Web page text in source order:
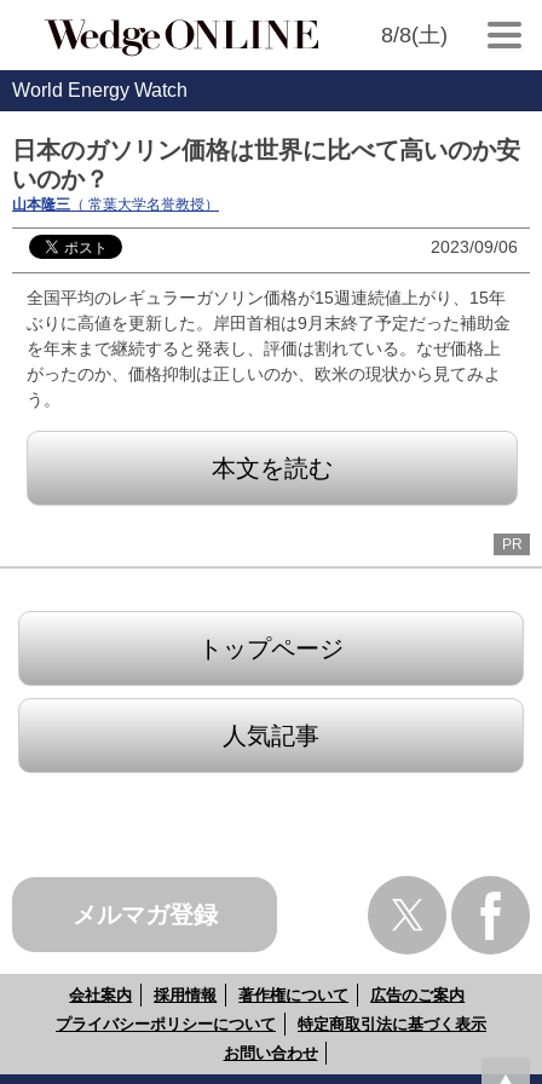
8/8(土)
World Energy Watch
日本のガソリン価格は世界に比べて高いのか安
いのか？
山本隆三 （ 常葉大学名誉教授）
2023/09/06
全国平均のレギュラーガソリン価格が15週連続値上がり、15年
ぶりに高値を更新した。岸田首相は9月末終了予定だった補助金
を年末まで継続すると発表し、評価は割れている。なぜ価格上
がったのか、価格抑制は正しいのか、欧米の現状から見てみよ
う。
本文を読む
PR
トップページ
人気記事
メルマガ登録
会社案内 採用情報 著作権について
広告のご案内
プライバシーポリシーについて
特定商取引法に基づく表示
お問い合わせ